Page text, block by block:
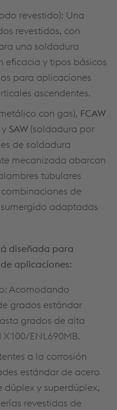
revestido): Una
revestidos, con
una soldadura
eficacia y tipos básicos
para aplicaciones
ascendentes.
con gas), FCAW
SAW (soldadura por
de soldadura
mecanizada abarcan
tubulares
de
adaptadas
diseñada para
aplicaciones:
Acomodando
grados estándar
grados de alta
ENL690MB.
a la corrosión
estándar de acero
y superdúplex,
revestidas de